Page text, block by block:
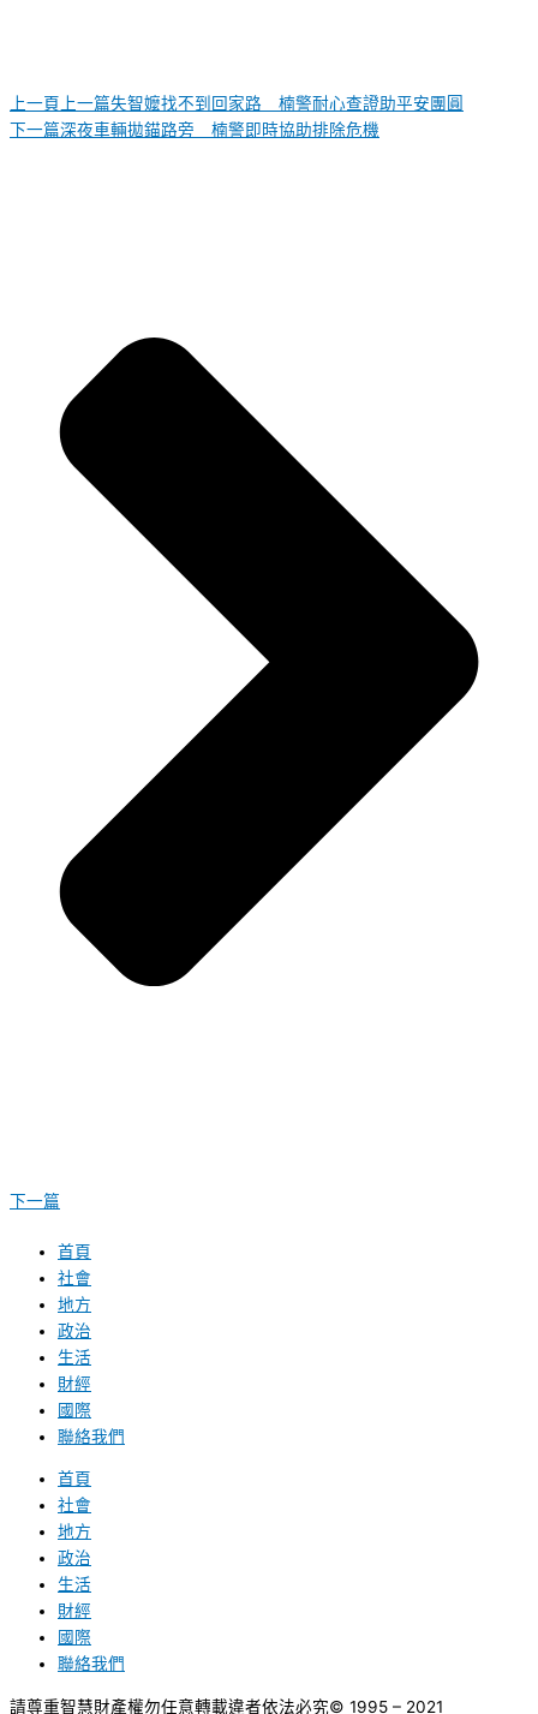
上一頁 上一篇失智嬤找不到回家路 楠警耐心查證助平安團圓
下一篇深夜車輛拋錨路旁 楠警即時協助排除危機
下一篇
首頁
社會
地方
政治
生活
財經
國際
聯絡我們
首頁
社會
地方
政治
生活
財經
國際
聯絡我們
請尊重智慧財產權勿任意轉載違者依法必究© 1995 – 2021